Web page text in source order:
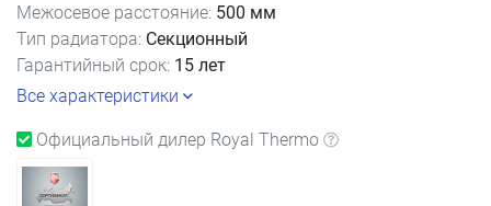
Межосевое расстояние: 500 мм
Тип радиатора: Секционный
Гарантийный срок: 15 лет
Все характеристики
Официальный дилер Royal Thermo